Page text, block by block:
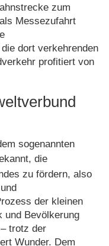
zum
Messezufahrt
dort verkehrenden
profitiert von
sogenannten
die
zu fördern, also
der kleinen
und Bevölkerung
trotz der
Wunder. Dem